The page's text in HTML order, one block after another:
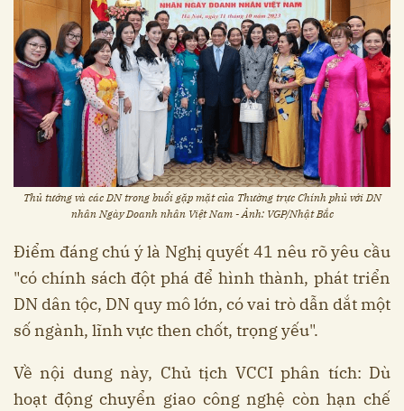
Thủ tướng và các DN trong buổi gặp mặt của Thường trực Chính phủ với DN
nhân Ngày Doanh nhân Việt Nam - Ảnh: VGP/Nhật Bắc
Điểm đáng chú ý là Nghị quyết 41 nêu rõ yêu cầu
"có chính sách đột phá để hình thành, phát triển
DN dân tộc, DN quy mô lớn, có vai trò dẫn dắt một
số ngành, lĩnh vực then chốt, trọng yếu".
Về nội dung này, Chủ tịch VCCI phân tích: Dù
hoạt động chuyển giao công nghệ còn hạn chế